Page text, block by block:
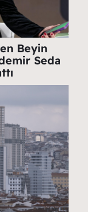
Beyin
Seda